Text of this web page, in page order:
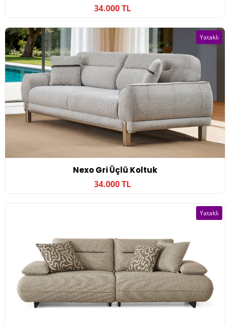
34.000 TL
Nexo Gri Üçlü Koltuk
34.000 TL
Yataklı
Yataklı